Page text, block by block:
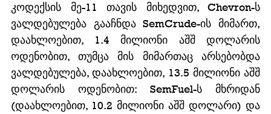
კოდექსის მე-11 თავის მიხედვით, Chevron-ს
ვალდებულება გააჩნდა SemCrude-ის მიმართ,
დაახლოებით, 1.4 მილიონი აშშ დოლარის
ოდენობით, თუმცა მის მიმართაც არსებობდა
ვალდებულება, დაახლოებით, 13.5 მილიონი აშშ
დოლარის ოდენობით: SemFuel-ს მხრიდან
(დაახლოებით, 10.2 მილიონი აშშ დოლარი) და